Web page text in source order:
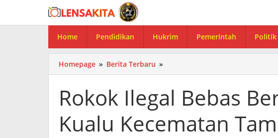
konten
Home Pendidikan Hukrim Pemerintah Politik
Homepage » Berita Terbaru »
Ilegal
Beredar
di
Kualu
Rokok Ilegal Bebas
Kualu Kecematan